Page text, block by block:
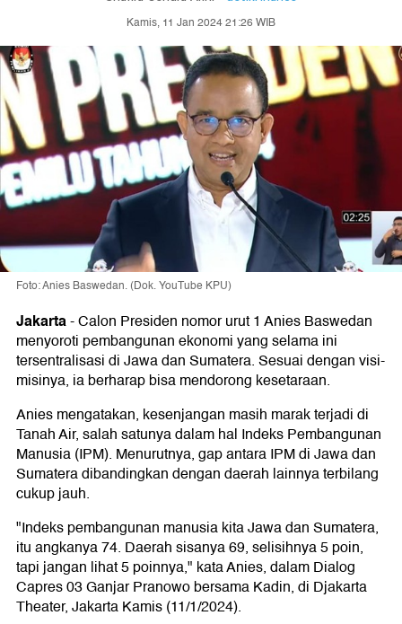
Kamis, 11 Jan 2024 21:26 WIB
Foto: Anies Baswedan. (Dok. YouTube KPU)
Jakarta-Calon Presiden nomor urut 1 Anies Baswedan
menyoroti pembangunan ekonomi yang selama ini
tersentralisasi di Jawa dan Sumatera. Sesuai dengan visi-
misinya, ia berharap bisa mendorong kesetaraan.
Anies mengatakan, kesenjangan masih marak terjadi di
Tanah Air, salah satunya dalam hal Indeks Pembangunan
Manusia (IPM). Menurutnya, gap antara IPM di Jawa dan
Sumatera dibandingkan dengan daerah lainnya terbilang
cukup jauh.
"Indeks pembangunan manusia kita Jawa dan Sumatera,
itu angkanya 74. Daerah sisanya 69, selisihnya 5 poin,
tapi jangan lihat 5 poinnya," kata Anies, dalam Dialog
Capres 03 Ganjar Pranowo bersama Kadin, di Djakarta
Theater, Jakarta Kamis (11/1/2024).